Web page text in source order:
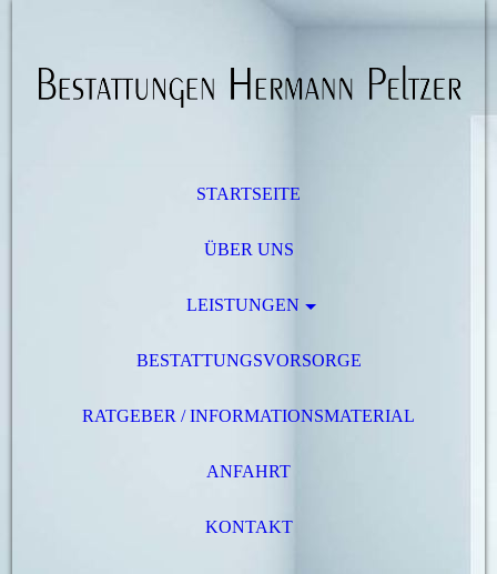
STARTSEITE
ÜBER UNS
LEISTUNGEN
BESTATTUNGSVORSORGE
RATGEBER / INFORMATIONSMATERIAL
ANFAHRT
KONTAKT